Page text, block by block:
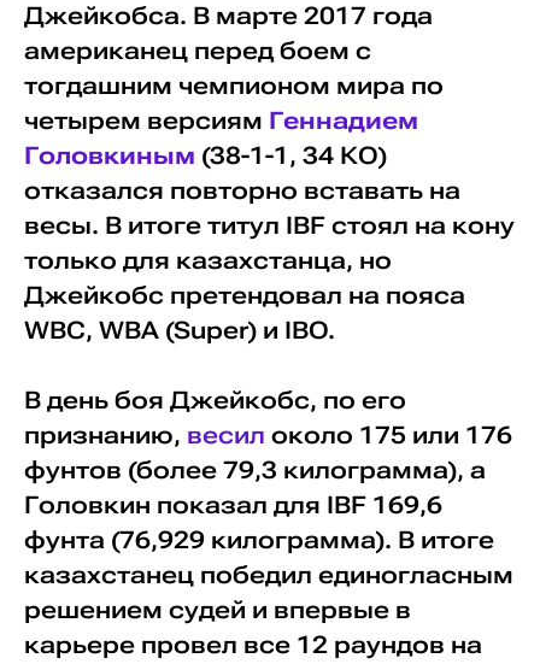
Джейкобса. В марте 2017 года
американец перед боем с
тогдашним чемпионом мира по
четырем версиям Геннадием
Головкиным (38-1-1, 34 КО)
отказался повторно вставать на
весы. В итоге титул IBF стоял на кону
только для казахстанца, но
Джейкобс претендовал на пояса
WBC, WBA (Super) и IBO.
В день боя Джейкобс, по его
признанию, весил около 175 или 176
фунтов (более 79,3 килограмма), а
Головкин показал для IBF 169,6
фунта (76,929 килограмма). В итоге
казахстанец победил единогласным
решением судей и впервые в
карьере провел все 12 раундов на